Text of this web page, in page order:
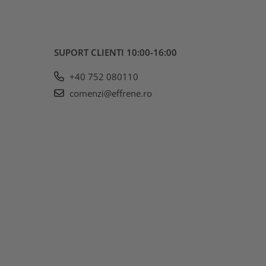
SUPORT CLIENTI 10:00-16:00
+40 752 080110
comenzi@effrene.ro